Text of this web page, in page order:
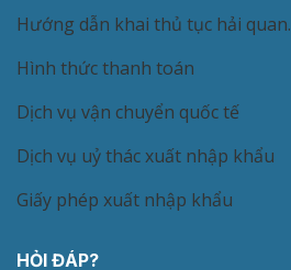
Hướng dẫn khai thủ tục hải quan.
Hình thức thanh toán
Dịch vụ vận chuyển quốc tế
Dịch vụ uỷ thác xuất nhập khẩu
Giấy phép xuất nhập khẩu
HỎI ĐÁP?